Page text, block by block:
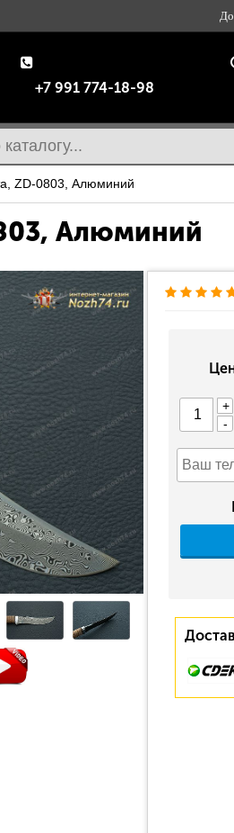
+7 991 774-18-98
ZD-0803, Алюминий
Алюминий
+
-